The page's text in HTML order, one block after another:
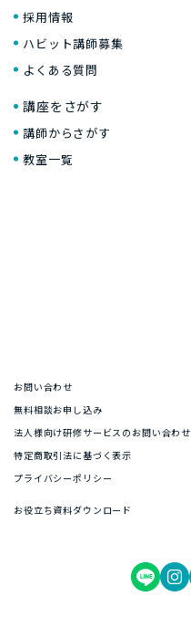
採用情報
ハビット講師募集
よくある質問
講座をさがす
講師からさがす
教室一覧
お問い合わせ
無料相談お申し込み
法人様向け研修サービスのお問い合わせ
特定商取引法に基づく表示
プライバシーポリシー
お役立ち資料ダウンロード